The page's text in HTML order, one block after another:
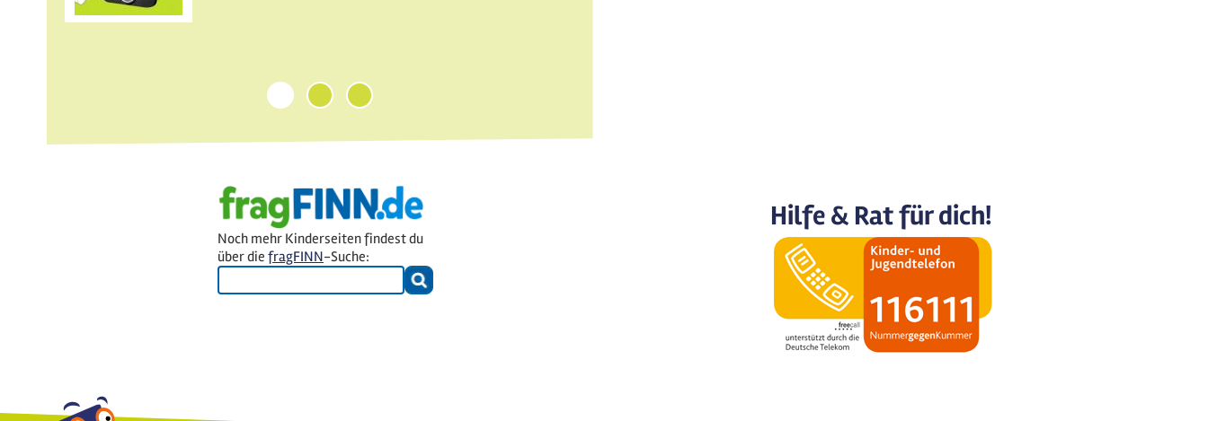
1 2 3
Noch mehr Kinderseiten findest du
über die fragFINN-Suche:
Hilfe & Rat für dich!